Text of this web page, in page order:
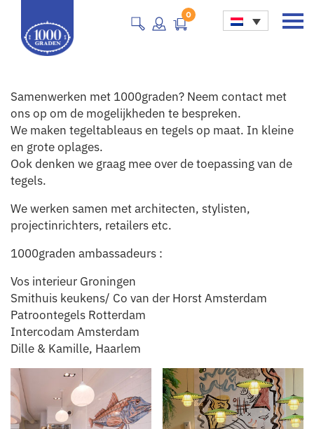
Main Navigation
0
Samenwerken met 1000graden? Neem contact met
ons op om de mogelijkheden te bespreken.
We maken tegeltableaus en tegels op maat. In kleine
en grote oplages.
Ook denken we graag mee over de toepassing van de
tegels.
We werken samen met architecten, stylisten,
projectinrichters, retailers etc.
1000graden ambassadeurs :
Vos interieur Groningen
Smithuis keukens/ Co van der Horst Amsterdam
Patroontegels Rotterdam
Intercodam Amsterdam
Dille & Kamille, Haarlem